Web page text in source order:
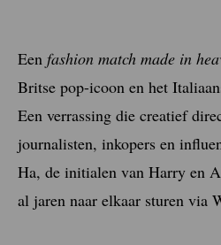
Een fashion match made in
Britse pop-icoon en het
Een verrassing die creatief
journalisten, inkopers en
Ha, de initialen van Harry en
al jaren naar elkaar sturen via